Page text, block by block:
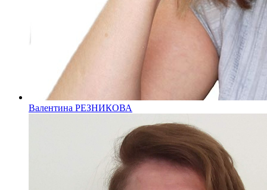
Валентина РЕЗНИКОВА